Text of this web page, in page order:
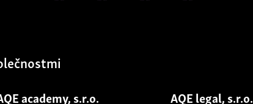
academy, s.r.o. AQE legal, s.r.o.